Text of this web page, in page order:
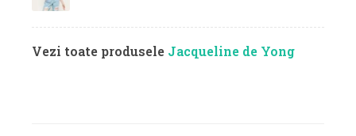
Vezi toate produsele Jacqueline de Yong